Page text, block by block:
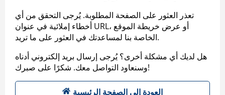
تعذر العثور على الصفحة المطلوبة. يُرجى التحقق من أي
أخطاء إملائية في عنوان URL، أو عرض خريطة الموقع
الخاصة بنا لمساعدتك في العثور على ما تريد.
هل لديك أي مشكلة أخرى؟ يُرجى إرسال بريد إلكتروني أدناه
وسنعاود التواصل معك. شكرًا على صبرك!
العودة إلى الصفحة الرئيسية